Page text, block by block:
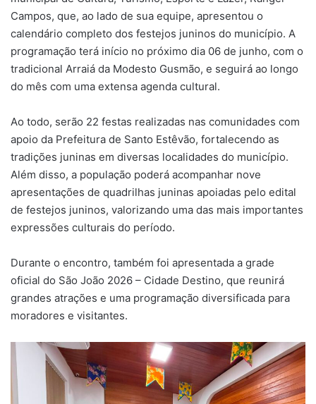
Campos, que, ao lado de sua equipe, apresentou o
calendário completo dos festejos juninos do município. A
programação terá início no próximo dia 06 de junho, com o
tradicional Arraiá da Modesto Gusmão, e seguirá ao longo
do mês com uma extensa agenda cultural.
Ao todo, serão 22 festas realizadas nas comunidades com
apoio da Prefeitura de Santo Estêvão, fortalecendo as
tradições juninas em diversas localidades do município.
Além disso, a população poderá acompanhar nove
apresentações de quadrilhas juninas apoiadas pelo edital
de festejos juninos, valorizando uma das mais importantes
expressões culturais do período.
Durante o encontro, também foi apresentada a grade
oficial do São João 2026 – Cidade Destino, que reunirá
grandes atrações e uma programação diversificada para
moradores e visitantes.